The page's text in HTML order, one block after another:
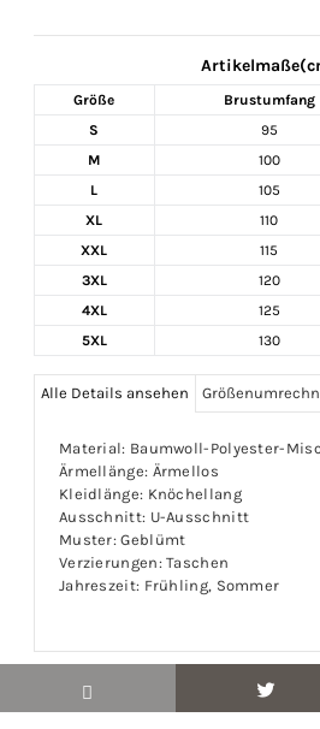
Größe Brustumfang
S
95
M
100
L
105
XL
110
XXL
115
3XL
120
4XL
125
5XL
130
Alle Details ansehen
Material: Baumwoll-Polyester-
Ärmellänge: Ärmellos
Kleidlänge: Knöchellang
Ausschnitt: U-Ausschnitt
Muster: Geblümt
Verzierungen: Taschen
Jahreszeit: Frühling, Sommer